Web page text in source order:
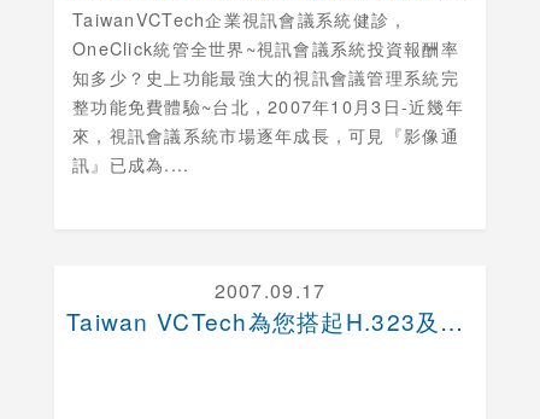
TaiwanVCTech企業視訊會議系統健診，
OneClick統管全世界~視訊會議系統投資報酬率
知多少？史上功能最強大的視訊會議管理系統完
整功能免費體驗~台北，2007年10月3日-近幾年
來，視訊會議系統市場逐年成長，可見『影像通
訊』已成為....
2007.09.17
Taiwan VCTech為您搭起H.323及SI....